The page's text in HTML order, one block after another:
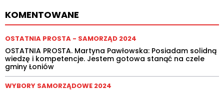
KOMENTOWANE
OSTATNIA PROSTA - SAMORZĄD 2024
OSTATNIA PROSTA. Martyna Pawłowska: Posiadam solidną
wiedzę i kompetencje. Jestem gotowa stanąć na czele
gminy Łoniów
WYBORY SAMORZĄDOWE 2024